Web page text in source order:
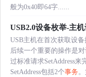
般为0x40即64字......
USB2.0设备枚举-主
USB主机在首次获取设
后续一个重要的操作是
过标准请求SetAddress来
SetAddress包括2个事务